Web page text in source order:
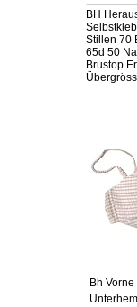
BH
Stillen 70
65d 50
Brustop
Bh